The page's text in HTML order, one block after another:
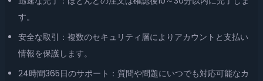
す。
安全な取引：複数のセキュリティ層によりアカウントと支払い
情報を保護します。
24時間365日のサポート：質問や問題にいつでも対応可能なカ